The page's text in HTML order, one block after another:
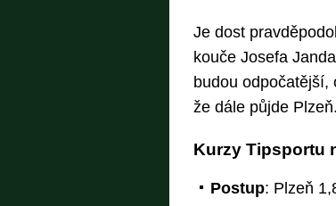
Je dost
kouče Josefa
budou odpočatější,
že dále půjde Plzeň.
Kurzy Tipsportu
Postup: Plzeň